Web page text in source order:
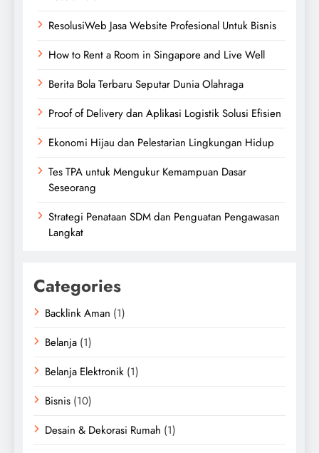
ResolusiWeb Jasa Website Profesional Untuk Bisnis
How to Rent a Room in Singapore and Live Well
Berita Bola Terbaru Seputar Dunia Olahraga
Proof of Delivery dan Aplikasi Logistik Solusi Efisien
Ekonomi Hijau dan Pelestarian Lingkungan Hidup
Tes TPA untuk Mengukur Kemampuan Dasar
Seseorang
Strategi Penataan SDM dan Penguatan Pengawasan
Langkat
Categories
Backlink Aman (1)
Belanja (1)
Belanja Elektronik (1)
Bisnis (10)
Desain & Dekorasi Rumah (1)